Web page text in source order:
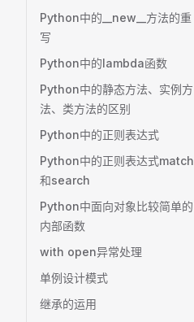
Python中的__new__方法的重
写
Python中的lambda函数
Python中的静态方法、实例方
法、类方法的区别
Python中的正则表达式
Python中的正则表达式match
和search
Python中面向对象比较简单的
内部函数
with open异常处理
单例设计模式
继承的运用